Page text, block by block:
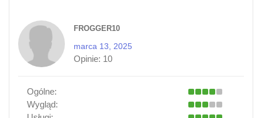
FROGGER10
marca 13, 2025
Opinie: 10
Ogólne:
Wygląd: